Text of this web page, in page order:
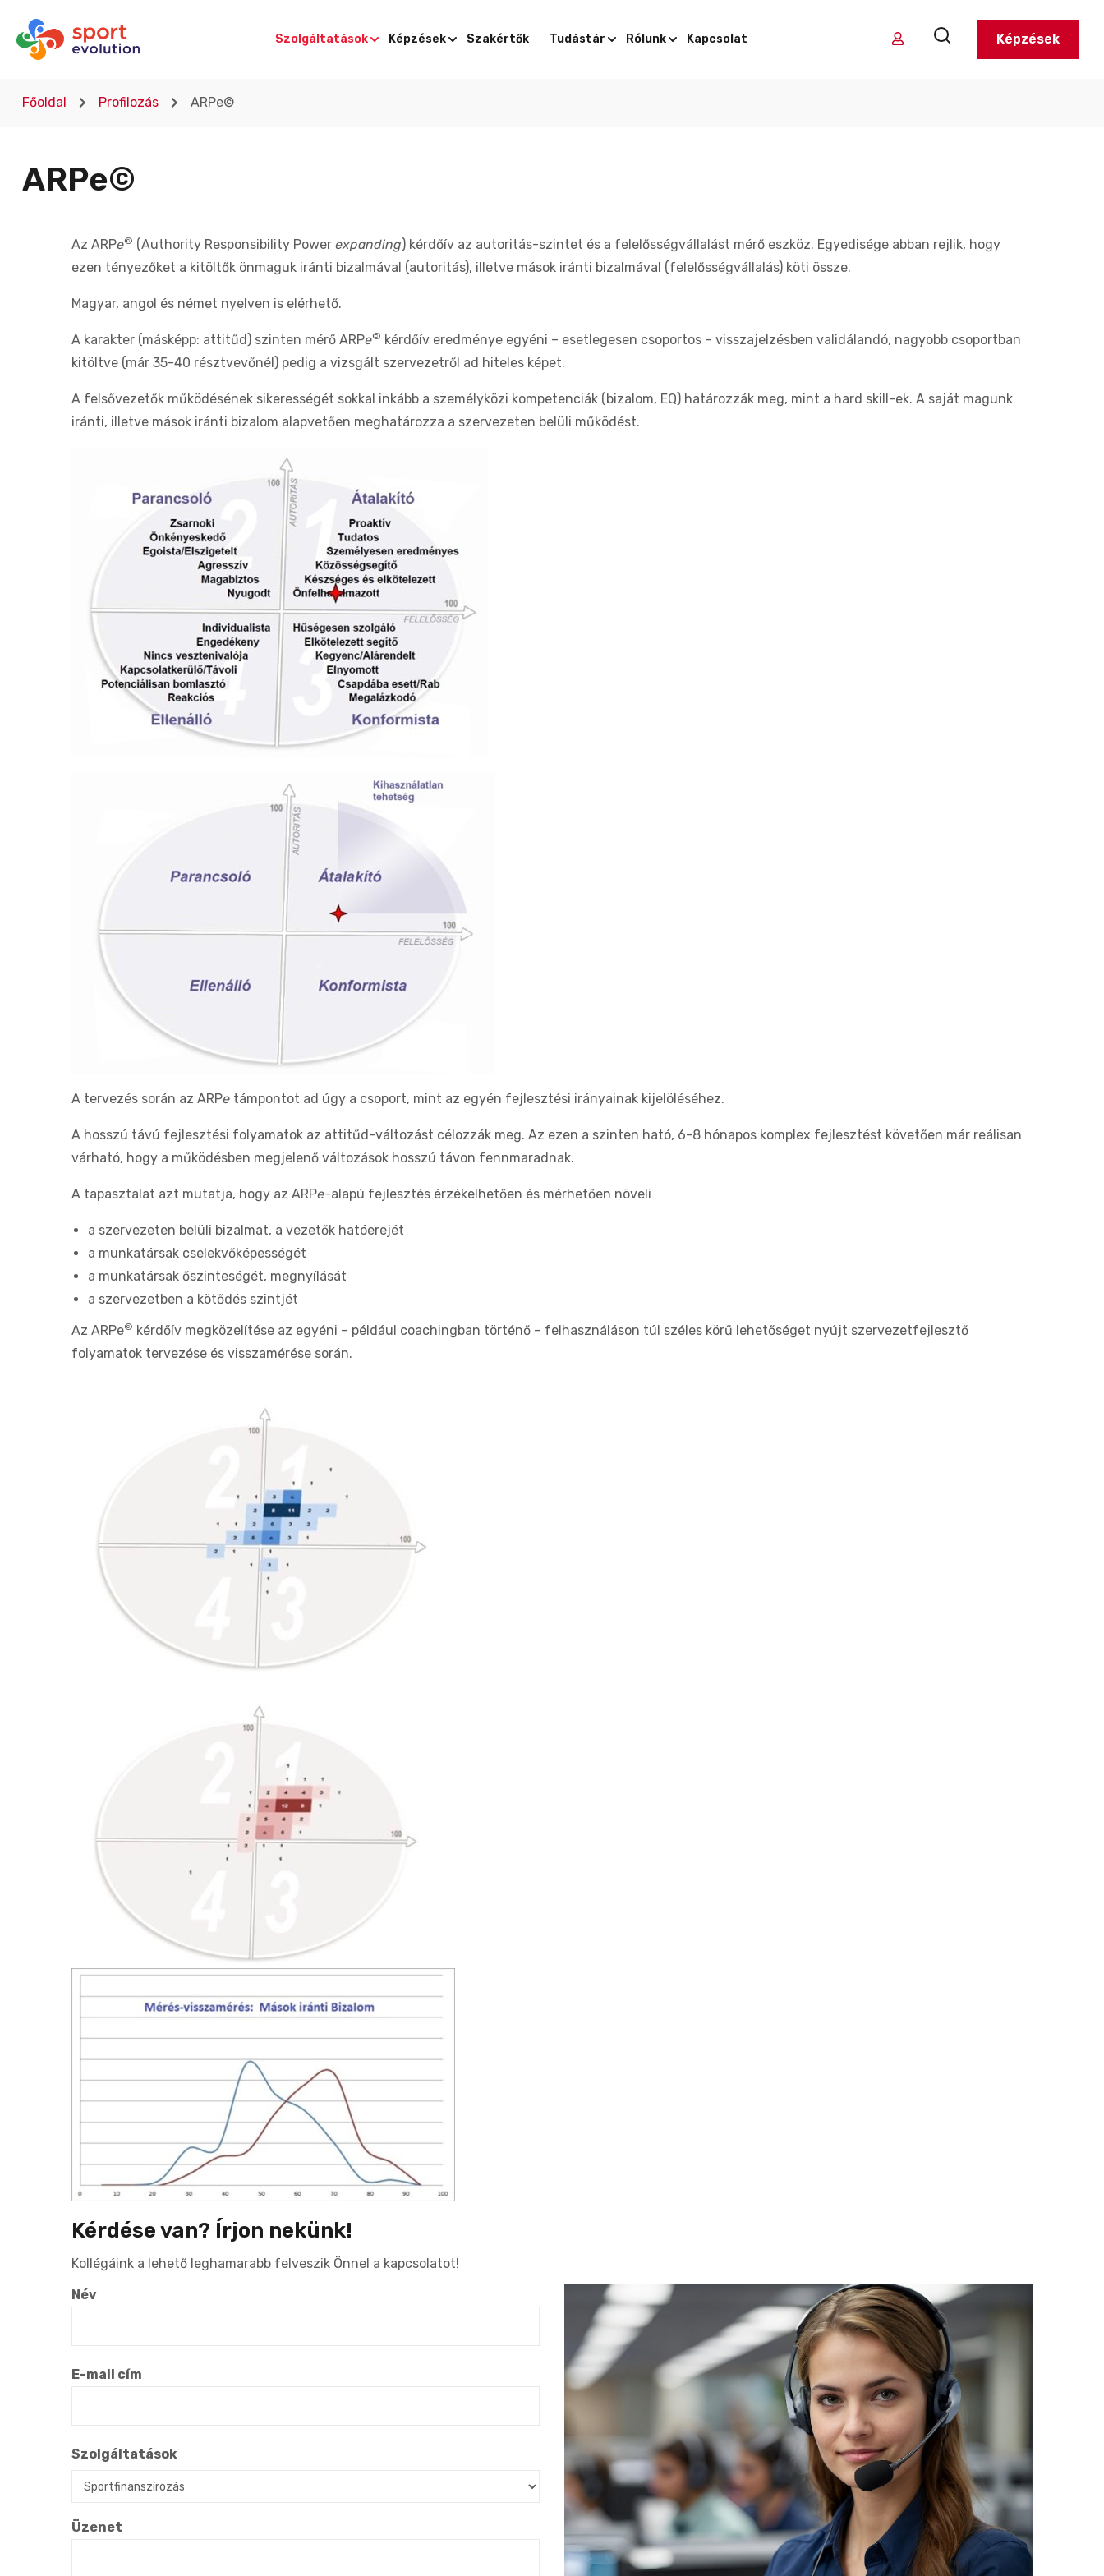
Szolgáltatások Képzések Szakértők Tudástár Rólunk Kapcsolat Képzések
Főoldal Profilozás ARPe©
ARPe©
Az ARPe© (Authority Responsibility Power expanding) kérdőív az autoritás-szintet és a felelősség­vállalást mérő eszköz. Egyedisége abban rejlik, hogy
ezen tényezőket a kitöltők önmaguk iránti bizalmával (autoritás), illetve mások iránti bizalmával (felelősségvállalás) köti össze.
Magyar, angol és német nyelven is elérhető.
A karakter (másképp: attitűd) szinten mérő ARPe© kérdőív eredménye egyéni – esetlegesen csoportos – visszajelzésben validálandó, nagyobb csoportban
kitöltve (már 35-40 résztvevőnél) pedig a vizsgált szervezetről ad hiteles képet.
A felsővezetők működésének sikerességét sokkal inkább a személyközi kompetenciák (bizalom, EQ) határozzák meg, mint a hard skill-ek. A saját magunk
iránti, illetve mások iránti bizalom alapvetően meghatározza a szervezeten belüli működést.
A tervezés során az ARPe támpontot ad úgy a csoport, mint az egyén fejlesztési irányainak kijelöléséhez.
A hosszú távú fejlesztési folyamatok az attitűd-változást célozzák meg. Az ezen a szinten ható, 6-8 hónapos komplex fejlesztést követően már reálisan
várható, hogy a működésben megjelenő változások hosszú távon fennmaradnak.
A tapasztalat azt mutatja, hogy az ARPe-alapú fejlesztés érzékelhetően és mérhetően növeli
a szervezeten belüli bizalmat, a vezetők hatóerejét
a munkatársak cselekvőképességét
a munkatársak őszinteségét, megnyílását
a szervezetben a kötődés szintjét
Az ARPe© kérdőív megközelítése az egyéni – például coachingban történő – felhasználáson túl széles körű lehetőséget nyújt szervezetfejlesztő
folyamatok tervezése és visszamérése során.
Kérdése van? Írjon nekünk!
Kollégáink a lehető leghamarabb felveszik Önnel a kapcsolatot!
Név
E-mail cím
Szolgáltatások
Üzenet